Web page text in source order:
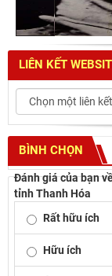
LIÊN KẾT
BÌNH CHỌN
Đánh giá của bạn
tỉnh Thanh Hóa
Rất hữu ích
Hữu ích